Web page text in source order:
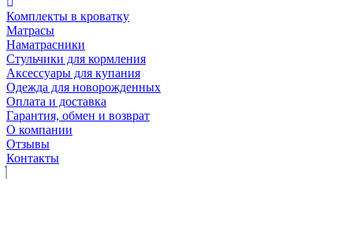
Комплекты в кроватку
Матрасы
Наматрасники
Стульчики для кормления
Аксессуары для купания
Одежда для новорожденных
Оплата и доставка
Гарантия, обмен и возврат
О компании
Отзывы
Контакты